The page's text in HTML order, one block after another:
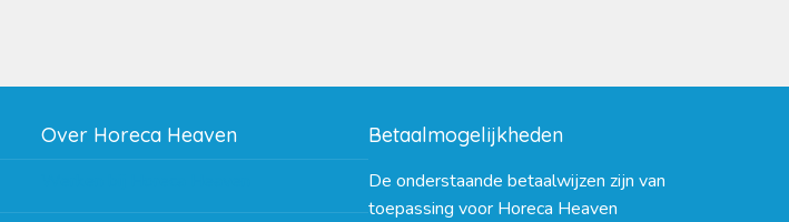
Over Horeca Heaven Betaalmogelijkheden
De onderstaande betaalwijzen zijn van
toepassing voor Horeca Heaven